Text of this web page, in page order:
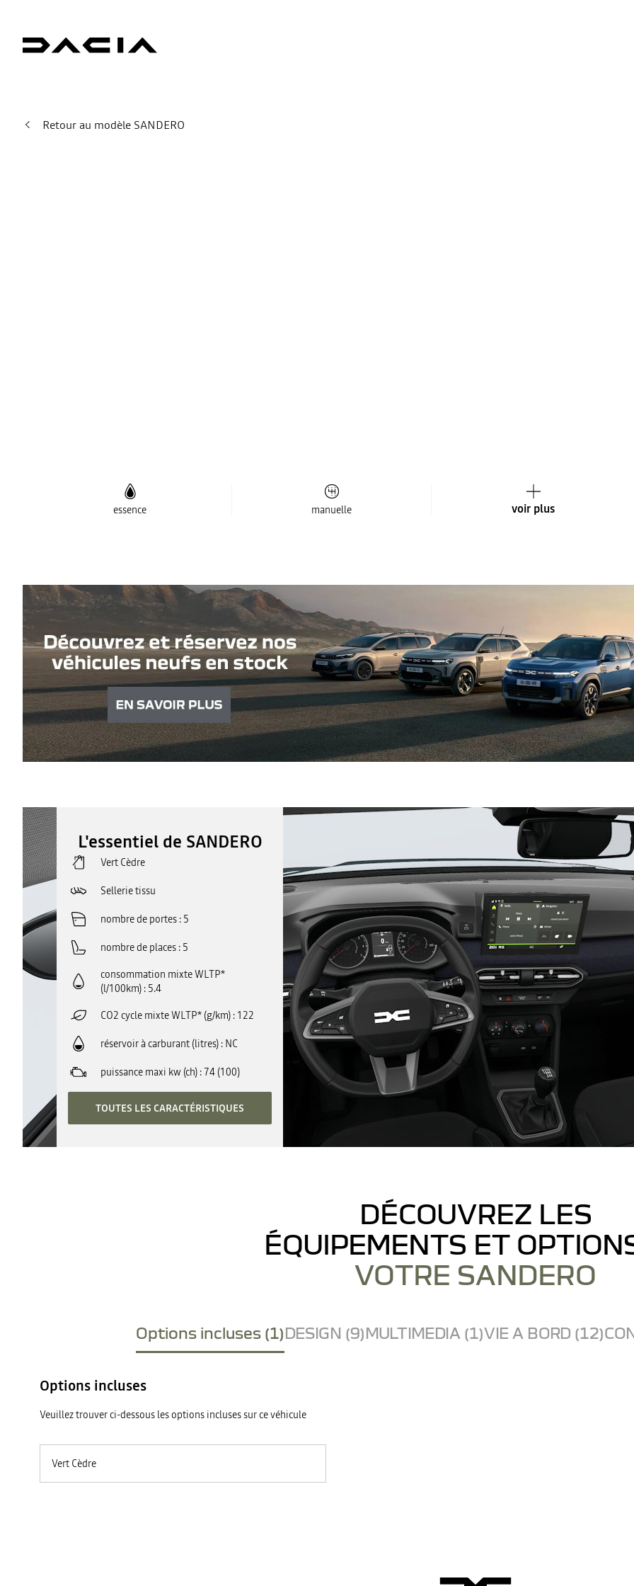
Retour au modèle SANDERO
essence manuelle voir plus
L'essentiel de SANDERO
Vert Cèdre
Sellerie tissu
nombre de portes 5
nombre de places 5
consommation mixte WLTP*
(l/100km) 5.4
CO2 cycle mixte WLTP* (g/km) 122
réservoir à carburant (litres) NC
puissance maxi kw (ch) 74 (100)
TOUTES LES CARACTÉRISTIQUES
DÉCOUVREZ LES
ÉQUIPEMENTS ET
VOTRE SANDERO
Options incluses (1)DESIGN (9)MULTIMEDIA (1)VIE A BORD (12)
Options incluses
Veuillez trouver ci-dessous les options incluses sur ce véhicule
Vert Cèdre